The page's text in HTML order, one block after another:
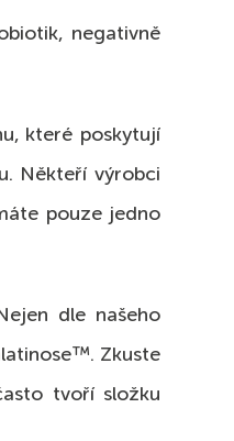
negativně
které poskytují
Někteří výrobci
pouze jedno
dle našeho
Zkuste
tvoří složku